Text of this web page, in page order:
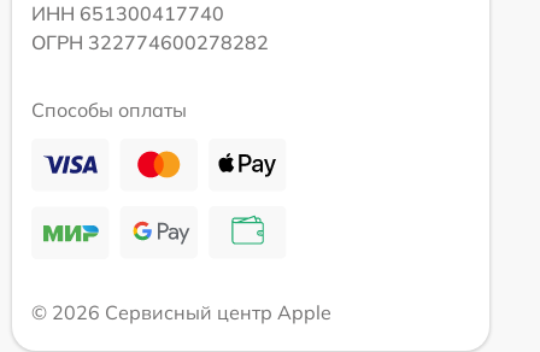
ИНН 651300417740
ОГРН 322774600278282
Способы оплаты
© 2026 Сервисный центр Apple